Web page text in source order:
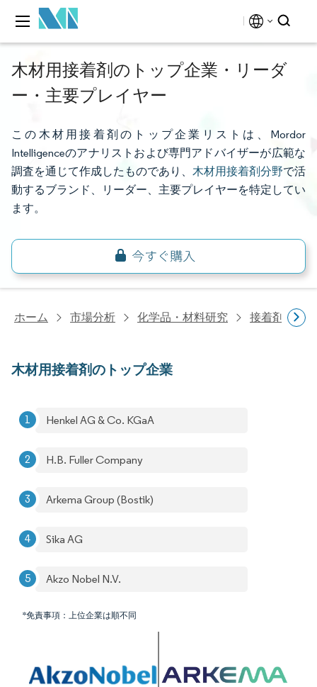
木材用接着剤のトップ企業・リーダ
ー・主要プレイヤー
この木材用接着剤のトップ企業リストは、Mordor
Intelligenceのアナリストおよび専門アドバイザーが広範な
調査を通じて作成したものであり、 木材用接着剤分野で活
動するブランド、リーダー、主要プレイヤーを特定してい
ます。
ホーム 市場分析 化学品・材料研究 接着剤・シ
木材用接着剤のトップ企業
Henkel AG & Co. KGaA
H.B. Fuller Company
Arkema Group (Bostik)
Sika AG
Akzo Nobel N.V.
*免責事項：上位企業は順不同